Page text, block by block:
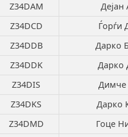
Z34DAM
Дејан
Z34DCD
Ѓорѓи
Z34DDB
Дарко
Z34DDK
Дарко
Z34DIS
Димче
Z34DKS
Дарко
Z34DMD
Гоце